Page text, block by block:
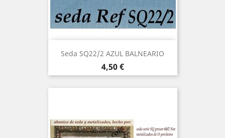
Seda SQ22/2 AZUL BALNEARIO
Precio
4,50 €